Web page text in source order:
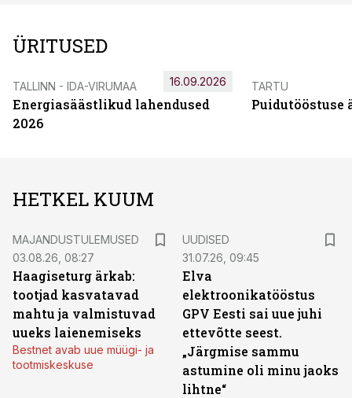
ÜRITUSED
TALLINN - IDA-VIRUMAA
Energiasäästlikud lahendused
2026
16.09.2026 TARTU
Puidutööstuse
HETKEL KUUM
MAJANDUSTULEMUSED
03.08.26, 08:27
Haagiseturg ärkab:
tootjad kasvatavad
mahtu ja valmistuvad
uueks laienemiseks
Bestnet avab uue müügi- ja
tootmiskeskuse
UUDISED
31.07.26, 09:45
Elva
elektroonikatööstus
GPV Eesti sai uue juhi
ettevõtte seest.
„Järgmise sammu
astumine oli minu jaoks
lihtne“